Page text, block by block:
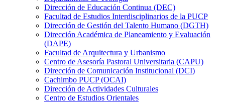
Dirección de Educación Continua (DEC)
Facultad de Estudios Interdisciplinarios de la PUCP
Dirección de Gestión del Talento Humano (DGTH)
Dirección Académica de Planeamiento y Evaluación
(DAPE)
Facultad de Arquitectura y Urbanismo
Centro de Asesoría Pastoral Universitaria (CAPU)
Dirección de Comunicación Institucional (DCI)
Cachimbo PUCP (OCAI)
Dirección de Actividades Culturales
Centro de Estudios Orientales